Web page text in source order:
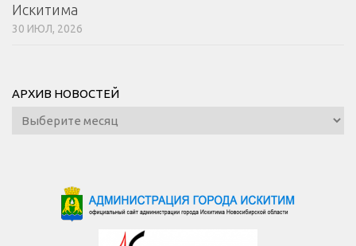
Искитима
30 ИЮЛ, 2026
АРХИВ НОВОСТЕЙ
Архив
новостей